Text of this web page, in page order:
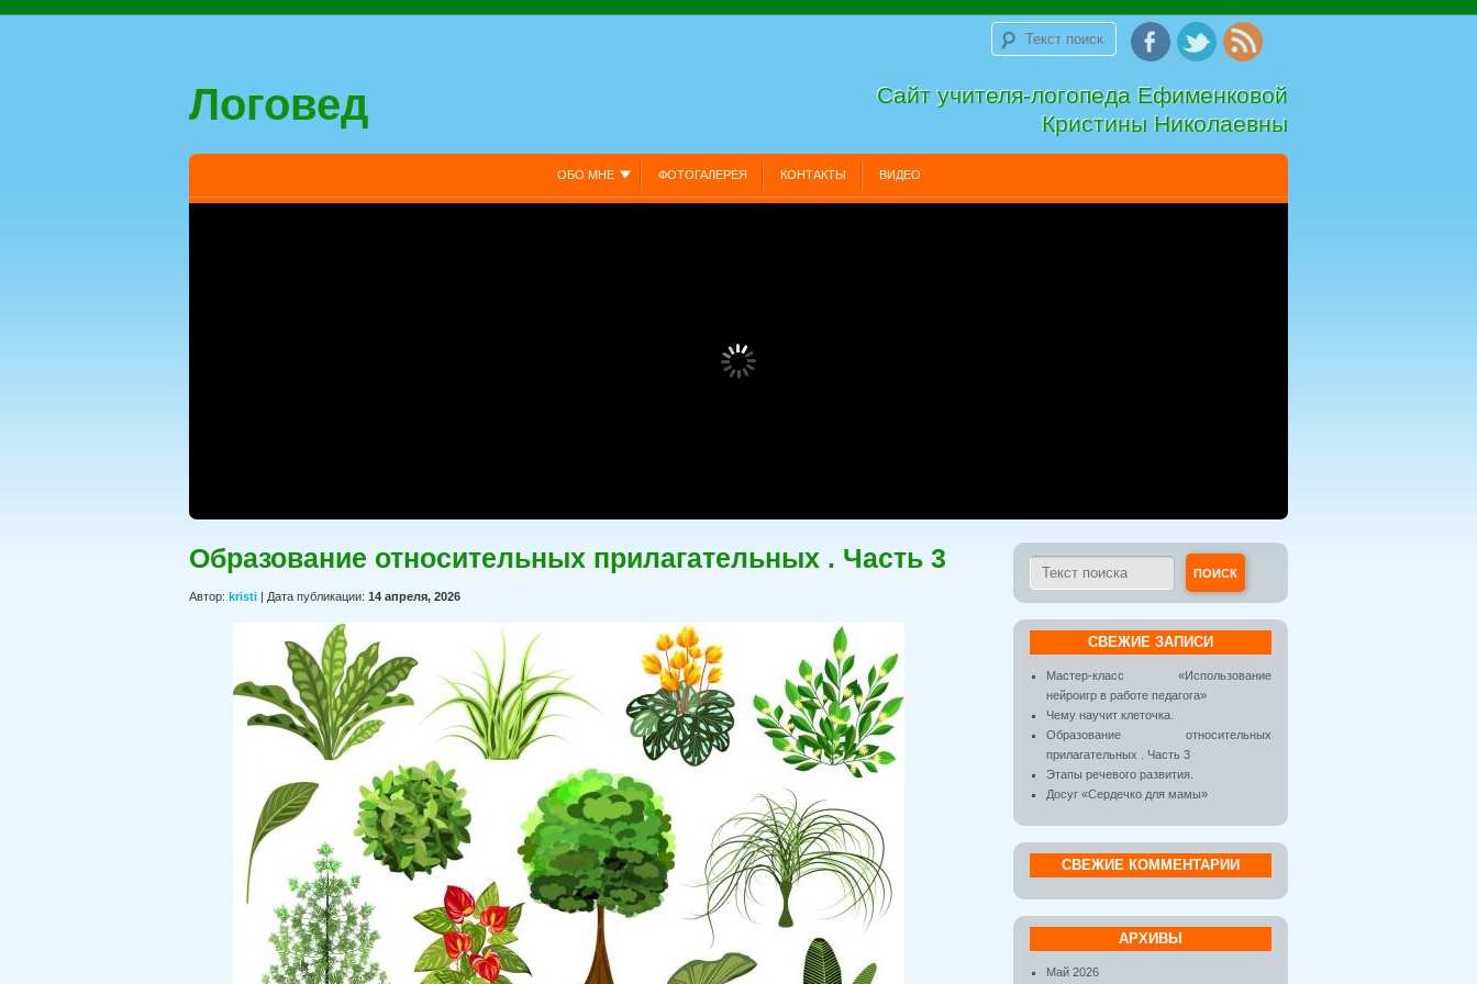
Логовед
Сайт учителя-логопеда Ефименковой
Кристины Николаевны
ОБО МНЕ ФОТОГАЛЕРЕЯ КОНТАКТЫ ВИДЕО
Образование относительных прилагательных . Часть 3
Автор: kristi | Дата публикации: 14 апреля, 2026
СВЕЖИЕ ЗАПИСИ
Мастер-класс «Использование
нейроигр в работе педагога»
Чему научит клеточка.
Образование относительных
прилагательных . Часть 3
Этапы речевого развития.
Досуг «Сердечко для мамы»
СВЕЖИЕ КОММЕНТАРИИ
АРХИВЫ
Май 2026